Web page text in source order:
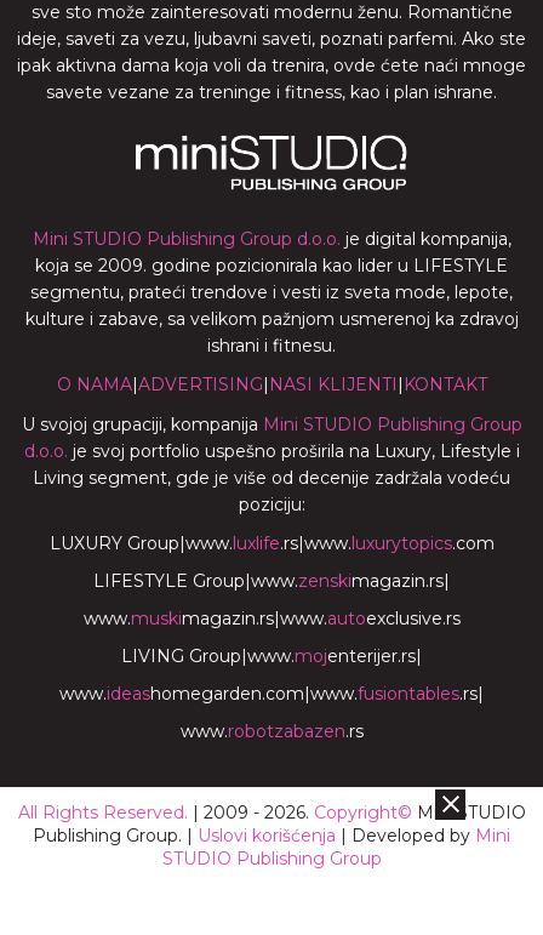
sve sto može zainteresovati modernu ženu. Romantične
ideje, saveti za vezu, ljubavni saveti, poznati parfemi. Ako ste
ipak aktivna dama koja voli da trenira, ovde ćete naći mnoge
savete vezane za treninge i fitness, kao i plan ishrane.
Mini STUDIO Publishing Group d.o.o. je digital kompanija,
koja se 2009. godine pozicionirala kao lider u LIFESTYLE
segmentu, prateći trendove i vesti iz sveta mode, lepote,
kulture i zabave, sa velikom pažnjom usmerenoj ka zdravoj
ishrani i fitnesu.
O NAMA| ADVERTISING NASI KLIJENTI
KONTAKT
U svojoj grupaciji, kompanija Mini STUDIO Publishing Group
d.o.o. je svoj portfolio uspešno proširila na Luxury, Lifestyle i
Living segment, gde je više od decenije zadržala vodeću
poziciju:
LUXURY Group www. luxlife.rs| www. luxurytopics.com
LIFESTYLE Group www.zenskimagazin.rs
www.muskimagazin.rs| www.autoexclusive.rs
LIVING Group www.mojenterijer.rs
www.ideashomegarden.com www.fusiontables.rs
www.robotzabazen.rs
All Rights Reserved. | 2009 - 2026. Copyright© Mini STUDIO
Publishing Group. |
Uslovi korišćenja | Developed by Mini
STUDIO Publishing Group